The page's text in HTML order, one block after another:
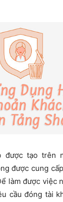
tạo trên
được cung
làm được việc
cầu đóng tài